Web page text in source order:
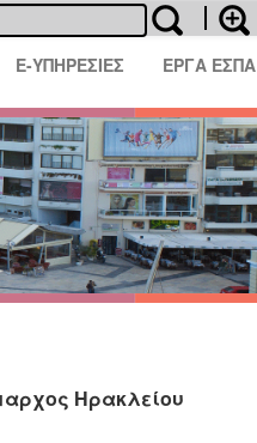
E-ΥΠΗΡΕΣΙΕΣ ΕΡΓΑ ΕΣΠΑ
Ηρακλείου